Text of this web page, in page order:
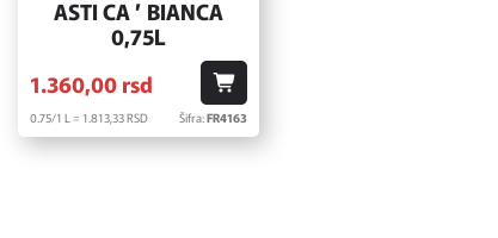
ASTI CA ’ BIANCA
0,75L
1.360,00rsd
0.75/1 L = 1.813,33RSD Šifra:FR4163